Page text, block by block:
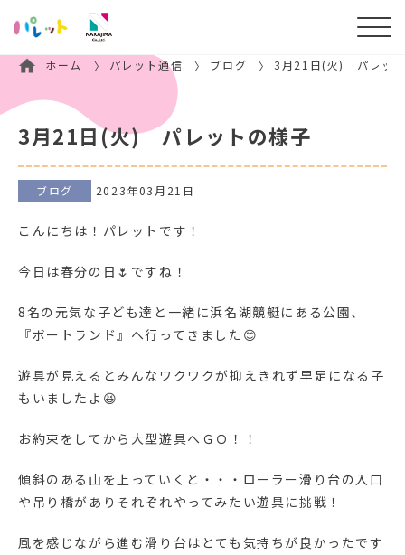
ホーム パレット通信 ブログ 3月21日(火) パレッ
3月21日(火) パレットの様子
ブログ 2023年03月21日
こんにちは！パレットです！
今日は春分の日🌷ですね！
8名の元気な子ども達と一緒に浜名湖競艇にある公園、
『ボートランド』へ行ってきました😊
遊具が見えるとみんなワクワクが抑えきれず早足になる子
もいましたよ😆
お約束をしてから大型遊具へＧＯ！！
傾斜のある山を上っていくと・・・ローラー滑り台の入口
や吊り橋がありそれぞれやってみたい遊具に挑戦！
風を感じながら進む滑り台はとても気持ちが良かったです